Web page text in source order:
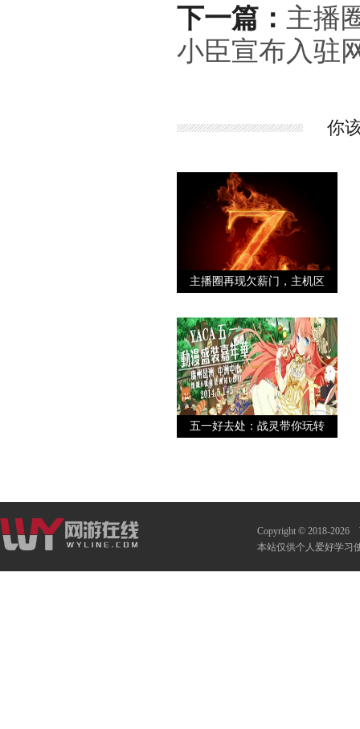
下一篇： 主播
小臣宣布入驻
你
主播圈再现欠薪门，主机区
五一好去处：战灵带你玩转
Copyright © 2018-2026
本站仅供个人爱好学习